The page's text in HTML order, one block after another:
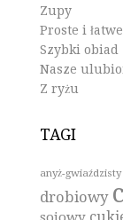
Zupy
Proste i
Szybki obiad
Nasze
Z ryżu
TAGI
anyż-gwiaździsty
drobiowy